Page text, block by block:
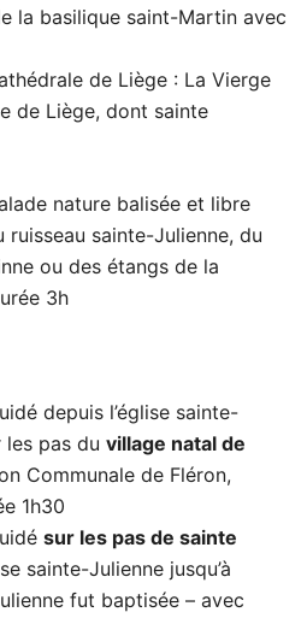
la basilique saint-Martin avec
de Liège : La Vierge
de Liège, dont sainte
nature balisée et libre
ruisseau sainte-Julienne, du
ou des étangs de la
3h
depuis l’église sainte-
les pas du village natal de
Communale de Fléron,
1h30
sur les pas de sainte
sainte-Julienne jusqu’à
fut baptisée – avec